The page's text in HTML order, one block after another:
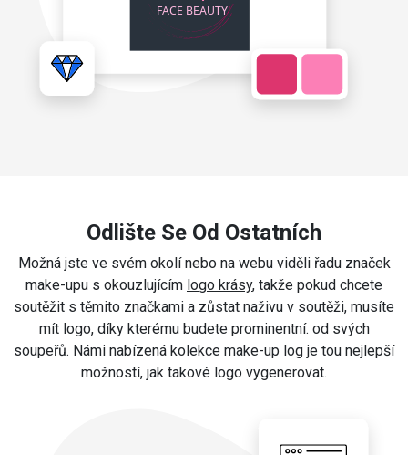
Odlište Se Od Ostatních
Možná jste ve svém okolí nebo na webu viděli řadu značek
make-upu s okouzlujícím logo krásy, takže pokud chcete
soutěžit s těmito značkami a zůstat naživu v soutěži, musíte
mít logo, díky kterému budete prominentní. od svých
soupeřů. Námi nabízená kolekce make-up log je tou nejlepší
možností, jak takové logo vygenerovat.